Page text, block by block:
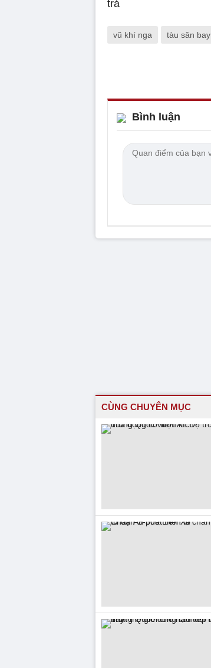
vũ khí nga tàu sân bay
Bình luận
CÙNG CHUYÊN MỤC